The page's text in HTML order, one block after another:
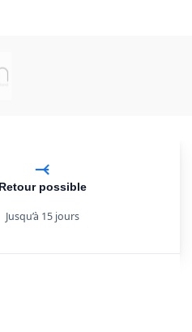
Retour possible
Jusqu’à 15 jours